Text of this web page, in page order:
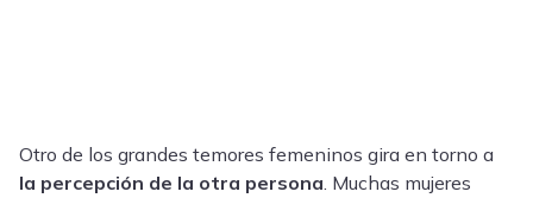
Otro de los grandes temores femeninos gira en torno a
la percepción de la otra persona. Muchas mujeres